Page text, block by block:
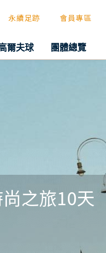
永續足跡 會員專區
爾夫球 團體總覽
之旅10天